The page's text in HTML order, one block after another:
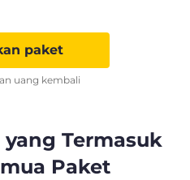
paket
uang kembali
yang Termasuk
Paket